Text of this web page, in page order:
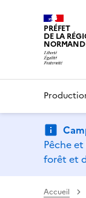
PRÉFET
DE LA
Pêche
forêt et
Accueil